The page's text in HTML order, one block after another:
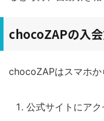
chocoZAPの入
chocoZAPはスマホか
公式サイトにアク